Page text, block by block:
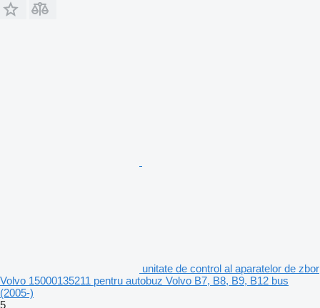
unitate de control al aparatelor de zbor
Volvo 15000135211 pentru autobuz Volvo B7, B8, B9, B12 bus
(2005-)
5